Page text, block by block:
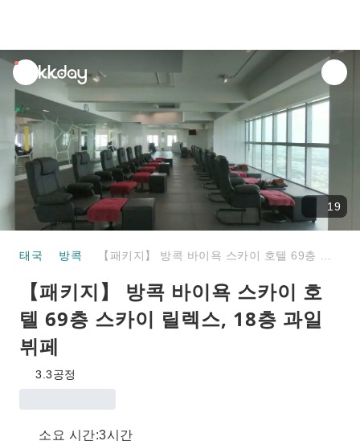
unread
notifications
19
태국 방콕
【패키지】 방콕 바이욕 스카이 호
텔 69층 스카이 릴렉스, 18층 과일
뷔페
3.3공정
소요 시간:3시간